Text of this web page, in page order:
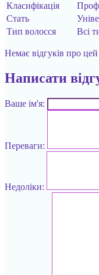
Класифікація
Стать
Тип волосся
Всі
Немає відгуків про
Написати
Ваше ім'я:
Переваги:
Недоліки: